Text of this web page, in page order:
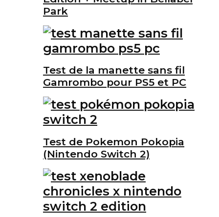
Park
Test de la manette sans fil
Gamrombo pour PS5 et PC
Test de Pokemon Pokopia
(Nintendo Switch 2)